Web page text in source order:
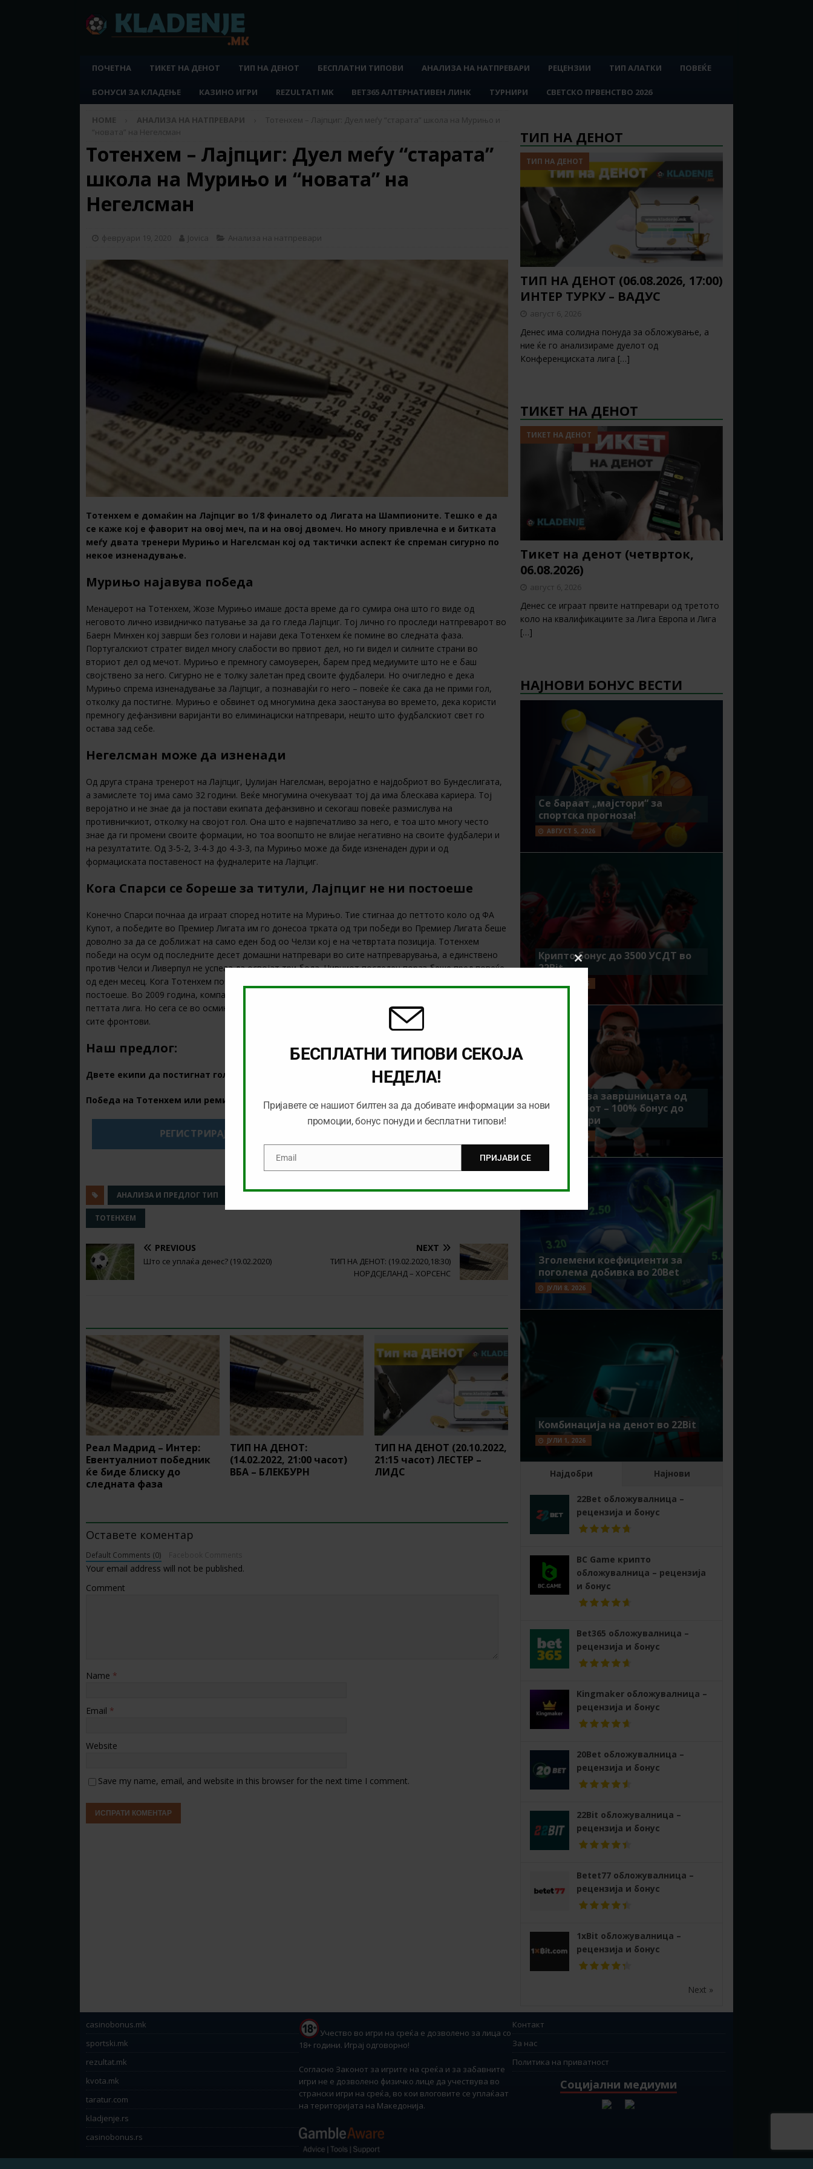
ПОЧЕТНА ТИКЕТ НА ДЕНОТ ТИП НА ДЕНОТ БЕСПЛАТНИ ТИПОВИ АНАЛИЗА НА НАТПРЕВАРИ РЕЦЕНЗИИ ТИП АЛАТКИ ПОВЕЌЕ
БОНУСИ ЗА КЛАДЕЊЕ КАЗИНО ИГРИ REZULTATI MK BET365 АЛТЕРНАТИВЕН ЛИНК ТУРНИРИ СВЕТСКО ПРВЕНСТВО 2026
HOME АНАЛИЗА НА НАТПРЕВАРИ
Тотенхем – Лајпциг: Дуел меѓу “старата” школа на Мурињо и
“новата” на Негелсман
Тотенхем – Лајпциг: Дуел меѓу “старата”
школа на Мурињо и “новата” на
Негелсман
февруари 19, 2020 Jovica Анализа на натпревари
Тотенхем е домаќин на Лајпциг во 1/8 финалето од Лигата на Шампионите. Тешко е да
се каже кој е фаворит на овој меч, па и на овој двомеч. Но многу привлечна е и битката
меѓу двата тренери Мурињо и Нагелсман кој од тактички аспект ќе спреман сигурно по
некое изненадување.
Мурињо најавува победа
Менаџерот на Тотенхем, Жозе Мурињо имаше доста време да го сумира она што го виде од
неговото лично извидничко патување за да го гледа Лајпциг. Тој лично го проследи натпреварот во
Баерн Минхен кој заврши без голови и најави дека Тотенхем ќе помине во следната фаза.
Португалскиот стратег видел многу слабости во првиот дел, но ги видел и силните страни во
вториот дел од мечот. Мурињо е премногу самоуверен, барем пред медиумите што не е баш
својствено за него. Сигурно не е толку залетан пред своите фудбалери. Но очигледно е дека
Мурињо спрема изненадување за Лајпциг, а познавајќи го него – повеќе ќе сака да не прими гол,
отколку да постигне. Мурињо е обвинет од многумина дека заостанува во времето, дека користи
премногу дефанзивни варијанти во елиминациски натпревари, нешто што фудбалскиот свет го
остава зад себе.
Негелсман може да изненади
Од друга страна тренерот на Лајпциг, Џулијан Нагелсман, веројатно е најдобриот во Бундеслигата,
а замислете тој има само 32 години. Веќе многумина очекуваат тој да има блескава кариера. Тој
веројатно и не знае да ја постави екипата дефанзивно и секогаш повеќе размислува на
противничкиот, отколку на својот гол. Она што е највпечатливо за него, е тоа што многу често
знае да ги промени своите формации, но тоа воопшто не влијае негативно на своите фудбалери и
на резултатите. Од 3-5-2, 3-4-3 до 4-3-3, па Мурињо може да биде изненаден дури и од
формациската поставеност на фудналерите на Лајпциг.
Кога Спарси се бореше за титули, Лајпциг не ни постоеше
Конечно Спарси почнаа да играат според нотите на Мурињо. Тие стигнаа до петтото коло од ФА
Купот, а победите во Премиер Лигата им го донесоа трката од три победи во Премиер Лигата беше
доволно за да се доближат на само еден бод оо Челзи кој е на четвртата позиција. Тотенхем
победи на осум од последните десет домашни натпревари во сите натпреварувања, а единствено
против Челси и Ливерпул не успеаа да освојат три бода. Нивниот последен пораз беше пред повеќе
од еден месец. Кога Тотенхем почна да се воздигнува, пред околу 11 години, Лајпциг не ни
постоеше. Во 2009 година, компанијата за пијалоци „Ред Бул“ ја купи лиценцата на клубот во
петтата лига. Но сега се во осминаиналето од Лигата на Шампиони и имаат големи амбиции на
сите фронтови.
Наш предлог:
Двете екипи да постигнат гол @
Победа на Тотенхем или реми @ во 1хBet
РЕГИСТРИРАЈ СЕ НА 1XBET И ЗЕМИ 6000 ДЕНАРИ БОНУС
АНАЛИЗА И ПРЕДЛОГ ТИП КЛАДЕЊЕ ЛАЈПЦИГ ЛИГА НА ШАМПИОНИ ТИП
ТОТЕНХЕМ
PREVIOUS
Што се уплаќа денес? (19.02.2020)
NEXT
ТИП НА ДЕНОТ: (19.02.2020,18:30)
НОРДСЈЕЛАНД – ХОРСЕНС
Реал Мадрид – Интер:
Евентуалниот победник
ќе биде блиску до
следната фаза
ТИП НА ДЕНОТ:
(14.02.2022, 21:00 часот)
ВБА – БЛЕКБУРН
ТИП НА ДЕНОТ (20.10.2022,
21:15 часот) ЛЕСТЕР –
ЛИДС
Оставете коментар
Default Comments (0)
Your email address will not be published.
Comment
Name *
Email *
Website
Save my name, email, and website in this browser for the next time I comment.
ТИП НА ДЕНОТ
ТИП НА ДЕНОТ
ТИП НА ДЕНОТ (06.08.2026, 17:00)
ИНТЕР ТУРКУ – ВАДУС
август 6, 2026
Денес има солидна понуда за обложување, а
ние ќе го анализираме дуелот од
Конференциската лига […]
ТИКЕТ НА ДЕНОТ
ТИКЕТ НА ДЕНОТ
Тикет на денот (четврток,
06.08.2026)
август 6, 2026
Денес се играат првите натпревари од третото
коло на квалификациите за Лига Европа и Лига
[…]
НАЈНОВИ БОНУС ВЕСТИ
Се бараат „мајстори“ за
спортска прогноза!
АВГУСТ 5, 2026
Крипто бонус до 3500 УСДТ во
22Bit
ЈУЛИ 29, 2026
Идеално за завршницата од
Мундијалот – 100% бонус до
7500 денари
ЈУЛИ 15, 2026
Зголемени коефициенти за
поголема добивка во 20Bet
ЈУЛИ 8, 2026
Комбинација на денот во 22Bit
ЈУЛИ 1, 2026
Најдобри Најнови
22Bet обложувалница –
рецензија и бонус
BC Game крипто
обложувалница – рецензија
и бонус
Bet365 обложувалница –
рецензија и бонус
Kingmaker обложувалница –
рецензија и бонус
20Bet обложувалница –
рецензија и бонус
22Bit обложувалница –
рецензија и бонус
Betet77 обложувалница –
рецензија и бонус
1xBit обложувалница –
рецензија и бонус
Next »
casinobonus.mk
sportski.mk
rezultat.mk
kvota.mk
taratur.com
kladjenje.rs
casinobonus.rs
Учество во игри на среќа е дозволено за лица со
18+ години. Играј одговорно!
Согласно Законот за игрите на среќа и за забавните
игри не е дозволено физичко лице да учествува во
странски игри на среќа, во кои влоговите се уплаќаат
на територијата на Македонија.
Контакт
За нас
Политика на приватност
Социјални медиуми
Close
module
БЕСПЛАТНИ ТИПОВИ СЕКОЈА
НЕДЕЛА!
Пријавете се нашиот билтен за да добивате информации за нови
промоции, бонус понуди и бесплатни типови!
EmailEmail ПРИЈАВИ СЕ